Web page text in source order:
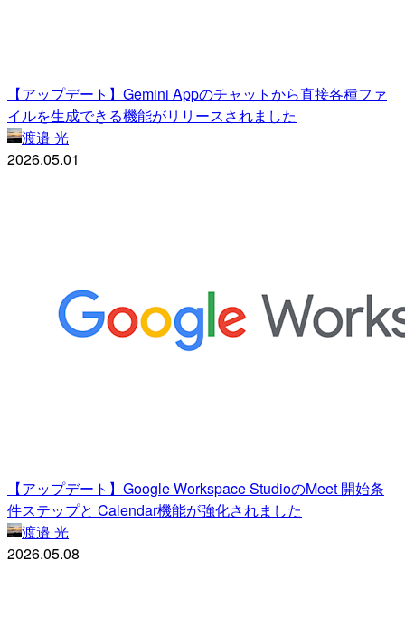
【アップデート】Gemini Appのチャットから直接各種ファ
イルを生成できる機能がリリースされました
渡邉 光
2026.05.01
【アップデート】Google Workspace StudioのMeet 開始条
件ステップと Calendar機能が強化されました
渡邉 光
2026.05.08